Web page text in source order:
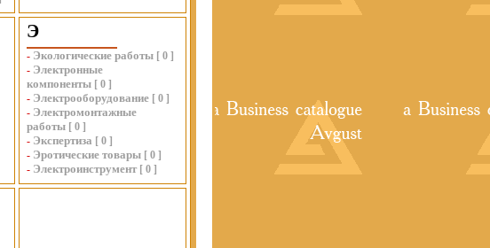
Э
- Экологические работы [ 0 ]
- Электронные
компоненты [ 0 ]
- Электрооборудование [ 0 ]
- Электромонтажные
работы [ 0 ]
- Экспертиза [ 0 ]
- Эротические товары [ 0 ]
- Электроинструмент [ 0 ]